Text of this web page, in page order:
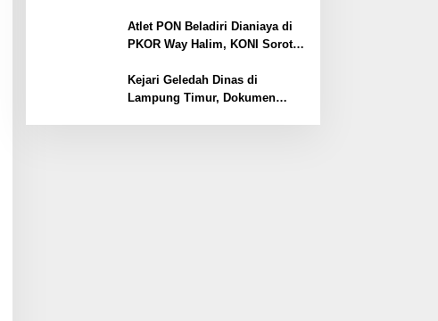
Pemkab Lampung Utara
Atlet PON Beladiri Dianiaya di
PKOR Way Halim, KONI Soroti
Kawasan
Kejari Geledah Dinas di
Lampung Timur, Dokumen